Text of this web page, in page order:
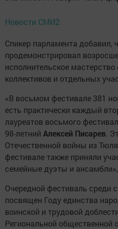
Новости СМИ2
Спикер парламента добавил,
продемонстрировал
исполнительское
коллективов и отдельных
«В восьмом фестивале 381
есть практически каждый
лауреатов восьмого
98-летний Алексей Писарев.
Отечественной войны из
фестивале также приняли
семейные дуэты и
Очередной фестиваль среди
посвящен Году единства
воинской и трудовой
Региональной общественной